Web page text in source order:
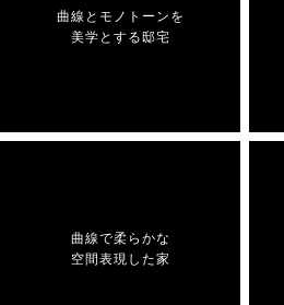
曲線とモノトーンを
美学とする邸宅
曲線で柔らかな
空間表現した家